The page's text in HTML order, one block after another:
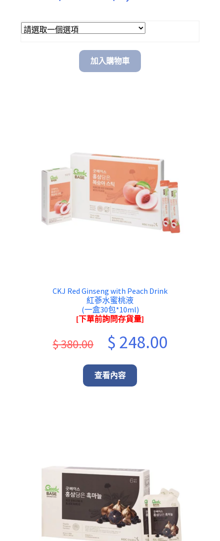
加入購物車
CKJ Red Ginseng with Peach Drink
紅蔘水蜜桃液
(一盒30包*10ml)
[下單前詢問存貨量]
$380.00
Original
price
was:
$ 248.00Current
查看內容